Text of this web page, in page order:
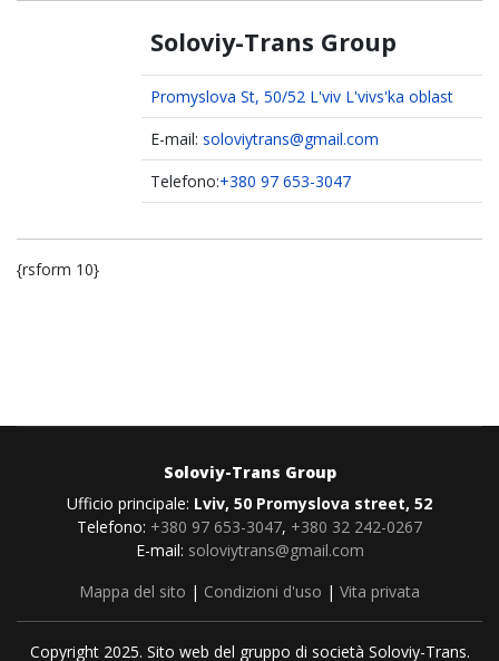
Soloviy-Trans Group
Promyslova St, 50/52 L'viv L'vivs'ka oblast
E-mail: soloviytrans@gmail.com
Telefono:+380 97 653-3047
{rsform 10}
Soloviy-Trans Group
Ufficio principale: Lviv, 50 Promyslova street, 52
Telefono: +380 97 653-3047, +380 32 242-0267
E-mail: soloviytrans@gmail.com
Mappa del sito | Condizioni d'uso | Vita privata
Copyright 2025. Sito web del gruppo di società Soloviy-Trans.